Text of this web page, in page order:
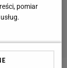
pomiar